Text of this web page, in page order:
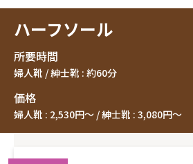
ハーフソール
所要時間
婦人靴 / 紳士靴 : 約60分
価格
婦人靴 : 2,530円〜 / 紳士靴 : 3,080円〜